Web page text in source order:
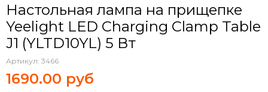
Настольная лампа на прищепке
Yeelight LED Charging Clamp Table
J1 (YLTD10YL) 5 Вт
Артикул: 3466
1690.00 руб